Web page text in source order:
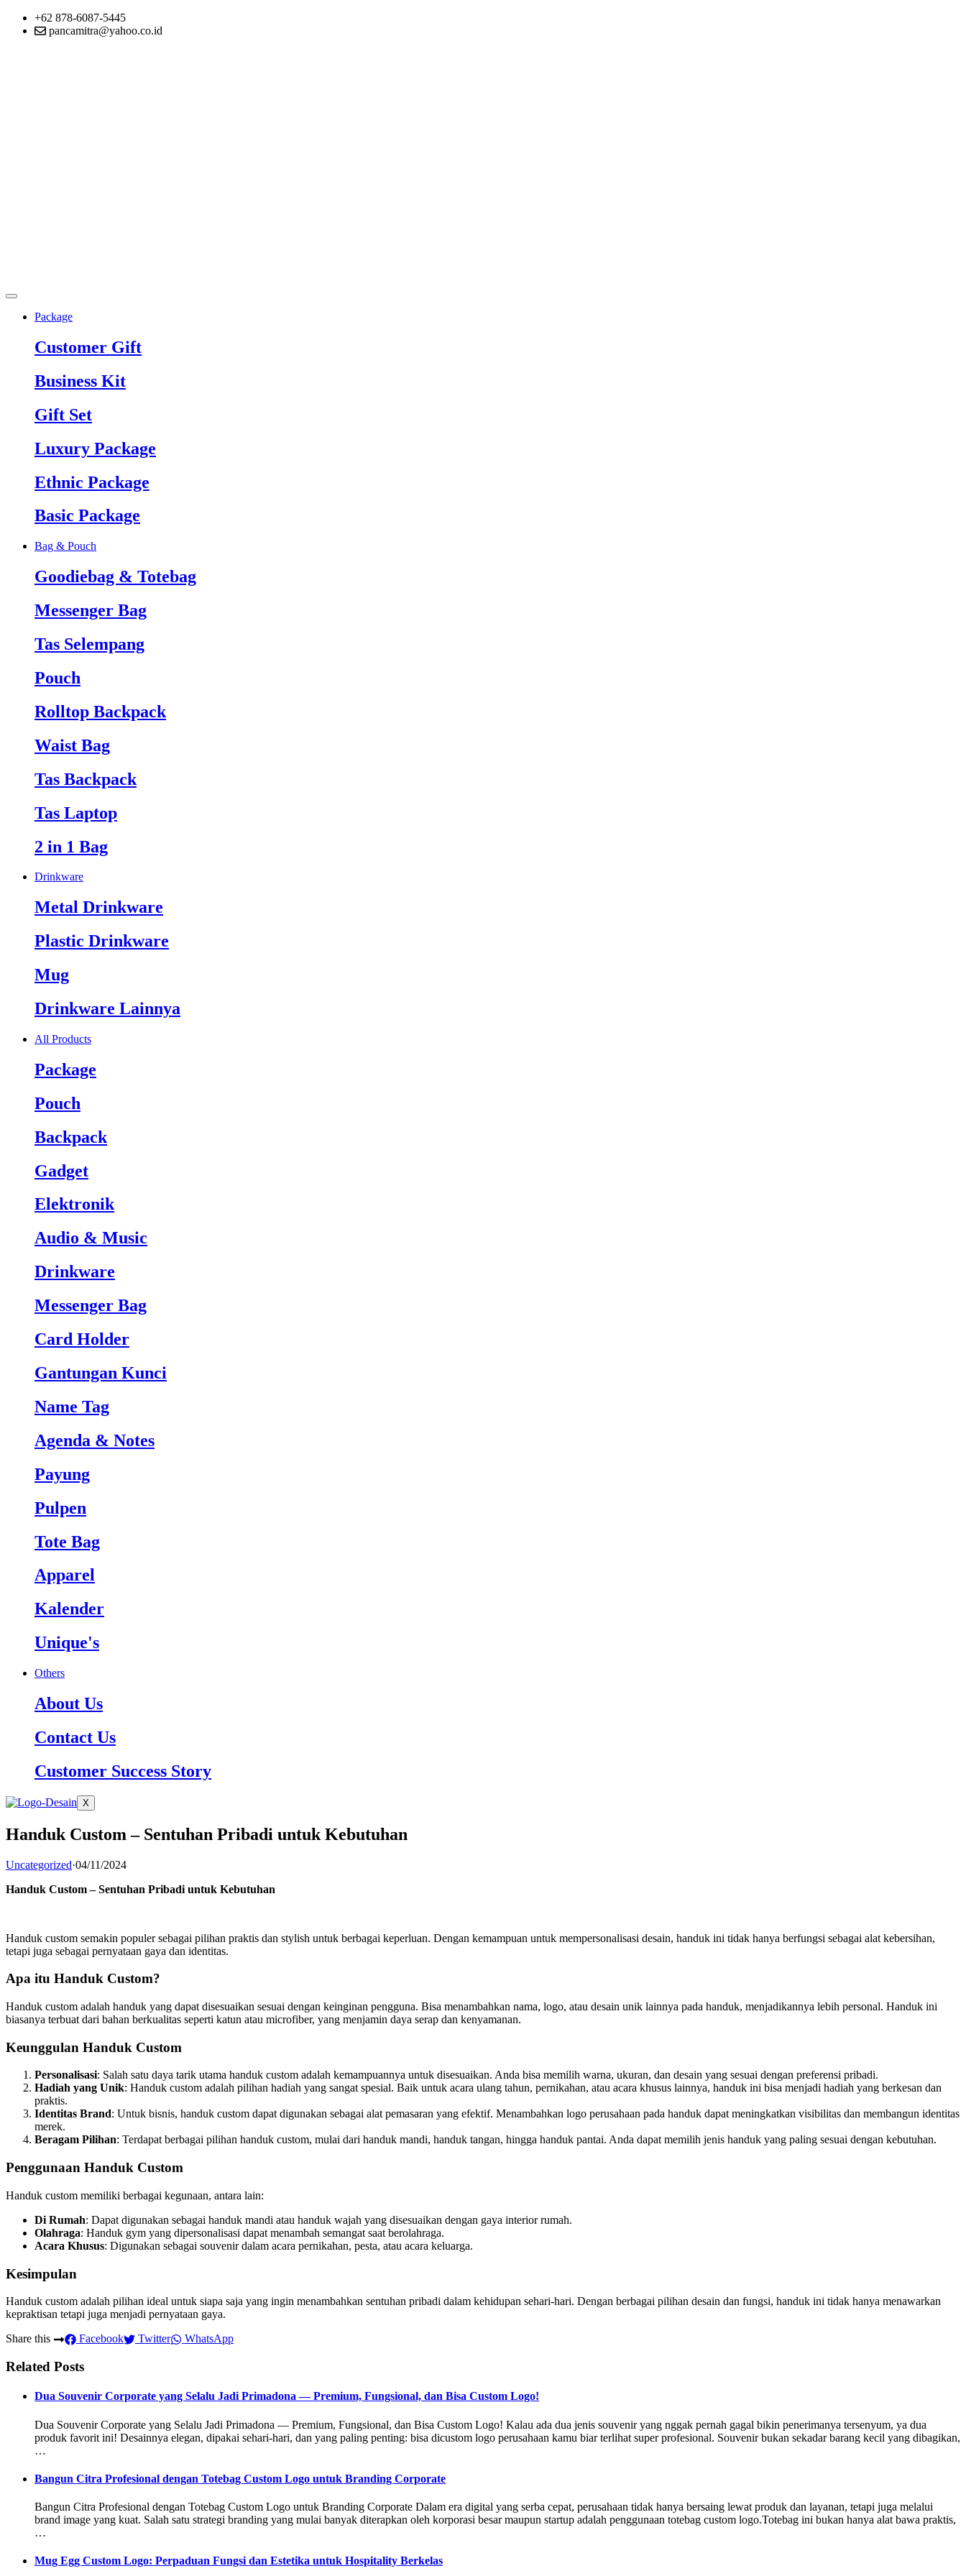
+62 878-6087-5445
pancamitra@yahoo.co.id
Package
Customer Gift
Business Kit
Gift Set
Luxury Package
Ethnic Package
Basic Package
Bag & Pouch
Goodiebag & Totebag
Messenger Bag
Tas Selempang
Pouch
Rolltop Backpack
Waist Bag
Tas Backpack
Tas Laptop
2 in 1 Bag
Drinkware
Metal Drinkware
Plastic Drinkware
Mug
Drinkware Lainnya
All Products
Package
Pouch
Backpack
Gadget
Elektronik
Audio & Music
Drinkware
Messenger Bag
Card Holder
Gantungan Kunci
Name Tag
Agenda & Notes
Payung
Pulpen
Tote Bag
Apparel
Kalender
Unique's
Others
About Us
Contact Us
Customer Success Story
X
Handuk Custom – Sentuhan Pribadi untuk Kebutuhan
Uncategorized·04/11/2024
Handuk Custom – Sentuhan Pribadi untuk Kebutuhan
Handuk custom semakin populer sebagai pilihan praktis dan stylish untuk berbagai keperluan. Dengan kemampuan untuk mempersonalisasi desain, handuk ini tidak hanya berfungsi sebagai alat kebersihan,
tetapi juga sebagai pernyataan gaya dan identitas.
Apa itu Handuk Custom?
Handuk custom adalah handuk yang dapat disesuaikan sesuai dengan keinginan pengguna. Bisa menambahkan nama, logo, atau desain unik lainnya pada handuk, menjadikannya lebih personal. Handuk ini
biasanya terbuat dari bahan berkualitas seperti katun atau microfiber, yang menjamin daya serap dan kenyamanan.
Keunggulan Handuk Custom
Personalisasi: Salah satu daya tarik utama handuk custom adalah kemampuannya untuk disesuaikan. Anda bisa memilih warna, ukuran, dan desain yang sesuai dengan preferensi pribadi.
Hadiah yang Unik: Handuk custom adalah pilihan hadiah yang sangat spesial. Baik untuk acara ulang tahun, pernikahan, atau acara khusus lainnya, handuk ini bisa menjadi hadiah yang berkesan dan
praktis.
Identitas Brand: Untuk bisnis, handuk custom dapat digunakan sebagai alat pemasaran yang efektif. Menambahkan logo perusahaan pada handuk dapat meningkatkan visibilitas dan membangun identitas
merek.
Beragam Pilihan: Terdapat berbagai pilihan handuk custom, mulai dari handuk mandi, handuk tangan, hingga handuk pantai. Anda dapat memilih jenis handuk yang paling sesuai dengan kebutuhan.
Penggunaan Handuk Custom
Handuk custom memiliki berbagai kegunaan, antara lain:
Di Rumah: Dapat digunakan sebagai handuk mandi atau handuk wajah yang disesuaikan dengan gaya interior rumah.
Olahraga: Handuk gym yang dipersonalisasi dapat menambah semangat saat berolahraga.
Acara Khusus: Digunakan sebagai souvenir dalam acara pernikahan, pesta, atau acara keluarga.
Kesimpulan
Handuk custom adalah pilihan ideal untuk siapa saja yang ingin menambahkan sentuhan pribadi dalam kehidupan sehari-hari. Dengan berbagai pilihan desain dan fungsi, handuk ini tidak hanya menawarkan
kepraktisan tetapi juga menjadi pernyataan gaya.
Share this
Facebook Twitter WhatsApp
Related Posts
Dua Souvenir Corporate yang Selalu Jadi Primadona — Premium, Fungsional, dan Bisa Custom Logo!
Dua Souvenir Corporate yang Selalu Jadi Primadona — Premium, Fungsional, dan Bisa Custom Logo! Kalau ada dua jenis souvenir yang nggak pernah gagal bikin penerimanya tersenyum, ya dua
produk favorit ini! Desainnya elegan, dipakai sehari-hari, dan yang paling penting: bisa dicustom logo perusahaan kamu biar terlihat super profesional. Souvenir bukan sekadar barang kecil yang dibagikan,
…
Bangun Citra Profesional dengan Totebag Custom Logo untuk Branding Corporate
Bangun Citra Profesional dengan Totebag Custom Logo untuk Branding Corporate Dalam era digital yang serba cepat, perusahaan tidak hanya bersaing lewat produk dan layanan, tetapi juga melalui
brand image yang kuat. Salah satu strategi branding yang mulai banyak diterapkan oleh korporasi besar maupun startup adalah penggunaan totebag custom logo.Totebag ini bukan hanya alat bawa praktis,
…
Mug Egg Custom Logo: Perpaduan Fungsi dan Estetika untuk Hospitality Berkelas